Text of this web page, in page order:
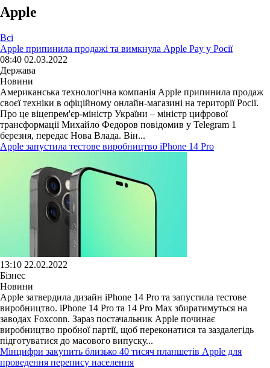
Apple
Всі
Apple припинила продажі та вимкнула Apple Pay у Росії
08:40 02.03.2022
Держава
Новини
Американська технологічна компанія Apple припинила продаж
своєї техніки в офіційному онлайн-магазині на території Росії.
Про це віцепрем'єр-міністр України – міністр цифрової
трансформації Михайло Федоров повідомив у Telegram 1
березня, передає Нова Влада. Він...
Apple запустила тестове виробництво iPhone 14 Pro
13:10 22.02.2022
Бізнес
Новини
Apple затвердила дизайн iPhone 14 Pro та запустила тестове
виробництво. iPhone 14 Pro та 14 Pro Max збиратимуться на
заводах Foxconn. Зараз постачальник Apple починає
виробництво пробної партії, щоб переконатися та заздалегідь
підготуватися до масового випуску...
Мінцифри закупить близько 40 тисяч планшетів Apple для
проведення перепису населення